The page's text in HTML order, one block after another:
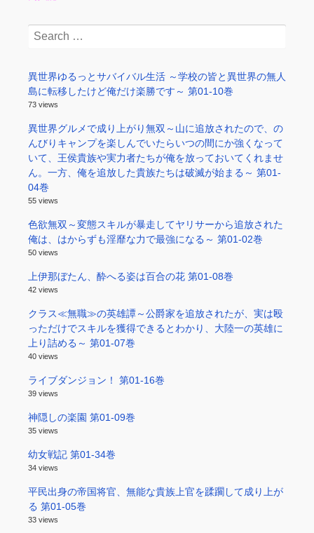
Search
異世界ゆるっとサバイバル生活 ～学校の皆と異世界の無人
島に転移したけど俺だけ楽勝です～ 第01-10巻
73 views
異世界グルメで成り上がり無双～山に追放されたので、の
んびりキャンプを楽しんでいたらいつの間にか強くなって
いて、王侯貴族や実力者たちが俺を放っておいてくれませ
ん。一方、俺を追放した貴族たちは破滅が始まる～ 第01-
04巻
55 views
色欲無双～変態スキルが暴走してヤリサーから追放された
俺は、はからずも淫靡な力で最強になる～ 第01-02巻
50 views
上伊那ぼたん、酔へる姿は百合の花 第01-08巻
42 views
クラス≪無職≫の英雄譚～公爵家を追放されたが、実は殴
っただけでスキルを獲得できるとわかり、大陸一の英雄に
上り詰める～ 第01-07巻
40 views
ライブダンジョン！ 第01-16巻
39 views
神隠しの楽園 第01-09巻
35 views
幼女戦記 第01-34巻
34 views
平民出身の帝国将官、無能な貴族上官を蹂躙して成り上が
る 第01-05巻
33 views